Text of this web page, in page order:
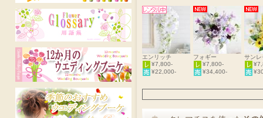
エンリッチ
¥7,800-
¥22,000-
フォギー
¥7,800-
¥34,400-
サンレ